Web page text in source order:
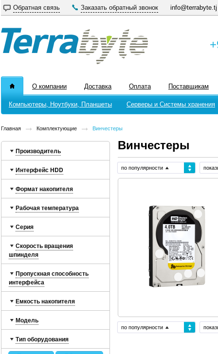
Обратная связь Заказать обратный звонок info@terrabyte.tj
О компании Доставка Оплата Поставщикам
Компьютеры, Ноутбуки, Планшеты Серверы и Системы хранения
Главная Комплектующие Винчестеры
Производитель
Интерфейс HDD
Формат накопителя
Рабочая температура
Серия
Скорость вращения
шпинделя
Пропускная способность
интерфейса
Емкость накопителя
Модель
Тип оборудования
Винчестеры
по популярности
по популярности